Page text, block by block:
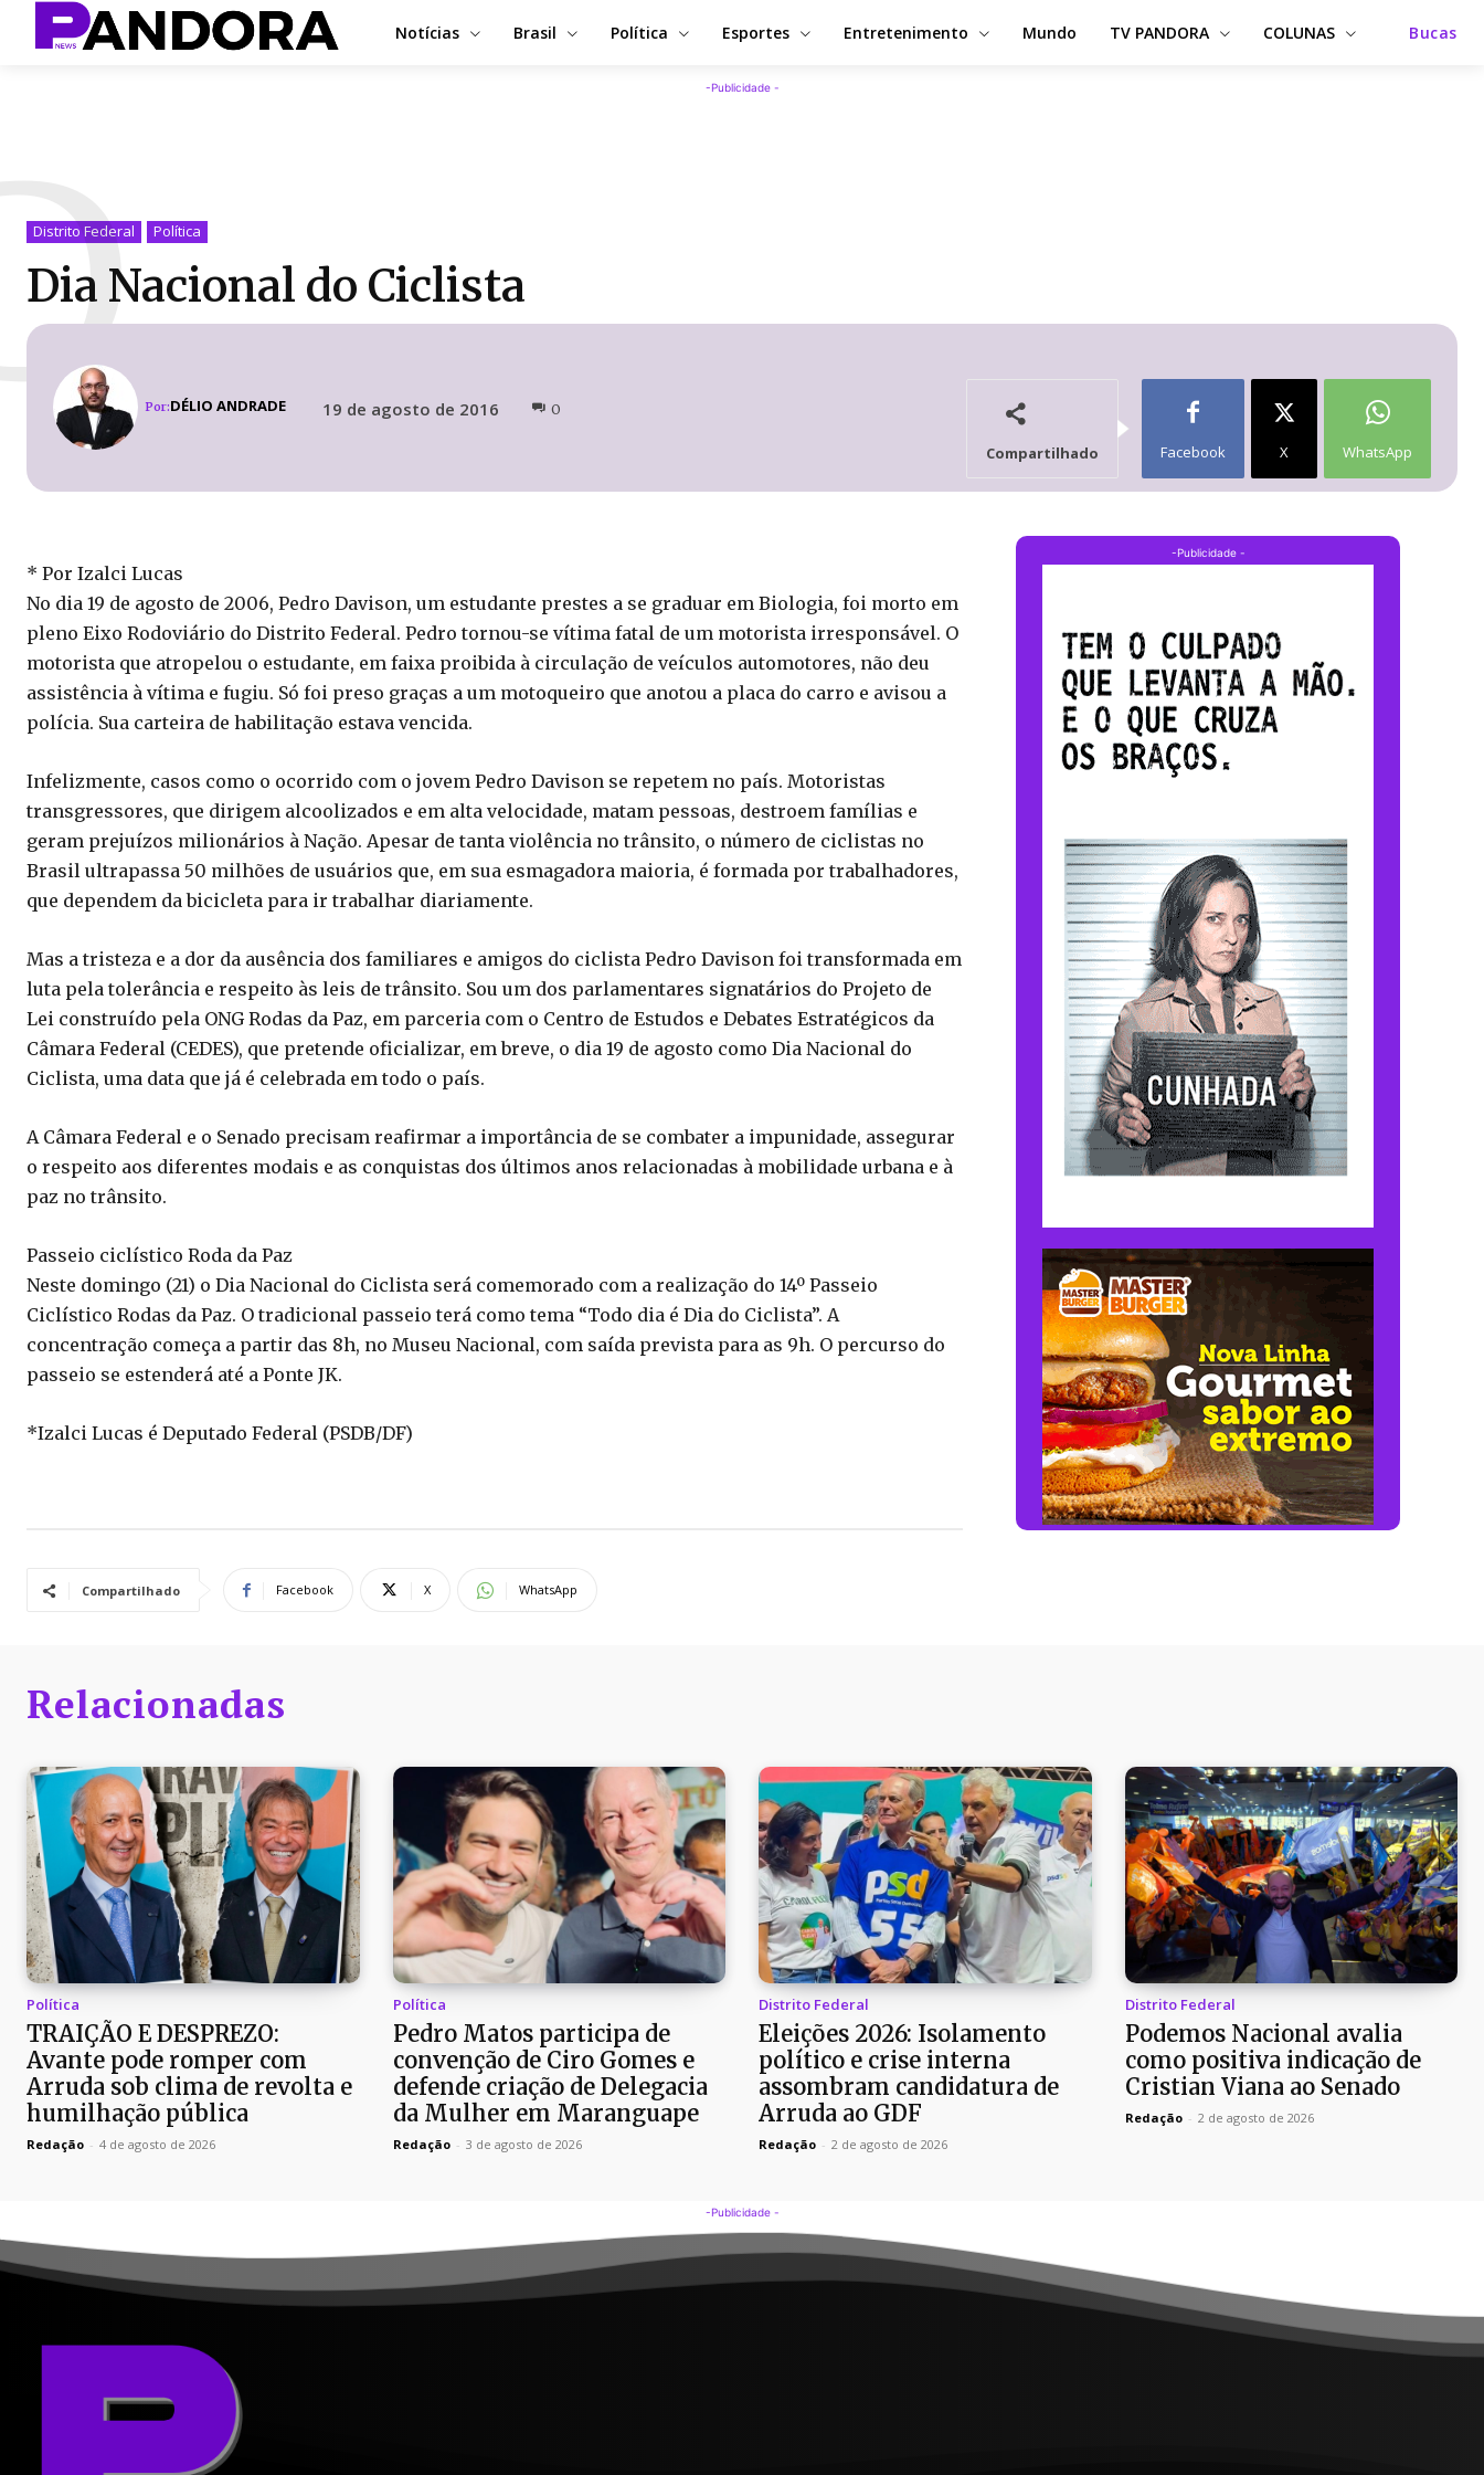
Notícias Brasil Política Esportes Entretenimento Mundo TV PANDORA COLUNAS Bucas
-Publicidade -
Distrito Federal Política
Dia Nacional do Ciclista
Por:DÉLIO ANDRADE 19 de agosto de 2016 0
Compartilhado Facebook X WhatsApp
* Por Izalci Lucas
No dia 19 de agosto de 2006, Pedro Davison, um estudante prestes a se graduar em Biologia, foi morto em
pleno Eixo Rodoviário do Distrito Federal. Pedro tornou-se vítima fatal de um motorista irresponsável. O
motorista que atropelou o estudante, em faixa proibida à circulação de veículos automotores, não deu
assistência à vítima e fugiu. Só foi preso graças a um motoqueiro que anotou a placa do carro e avisou a
polícia. Sua carteira de habilitação estava vencida.
Infelizmente, casos como o ocorrido com o jovem Pedro Davison se repetem no país. Motoristas
transgressores, que dirigem alcoolizados e em alta velocidade, matam pessoas, destroem famílias e
geram prejuízos milionários à Nação. Apesar de tanta violência no trânsito, o número de ciclistas no
Brasil ultrapassa 50 milhões de usuários que, em sua esmagadora maioria, é formada por trabalhadores,
que dependem da bicicleta para ir trabalhar diariamente.
Mas a tristeza e a dor da ausência dos familiares e amigos do ciclista Pedro Davison foi transformada em
luta pela tolerância e respeito às leis de trânsito. Sou um dos parlamentares signatários do Projeto de
Lei construído pela ONG Rodas da Paz, em parceria com o Centro de Estudos e Debates Estratégicos da
Câmara Federal (CEDES), que pretende oficializar, em breve, o dia 19 de agosto como Dia Nacional do
Ciclista, uma data que já é celebrada em todo o país.
A Câmara Federal e o Senado precisam reafirmar a importância de se combater a impunidade, assegurar
o respeito aos diferentes modais e as conquistas dos últimos anos relacionadas à mobilidade urbana e à
paz no trânsito.
Passeio ciclístico Roda da Paz
Neste domingo (21) o Dia Nacional do Ciclista será comemorado com a realização do 14º Passeio
Ciclístico Rodas da Paz. O tradicional passeio terá como tema “Todo dia é Dia do Ciclista”. A
concentração começa a partir das 8h, no Museu Nacional, com saída prevista para as 9h. O percurso do
passeio se estenderá até a Ponte JK.
*Izalci Lucas é Deputado Federal (PSDB/DF)
Compartilhado Facebook X WhatsApp
-Publicidade -
Relacionadas
Política
TRAIÇÃO E DESPREZO:
Avante pode romper com
Arruda sob clima de revolta e
humilhação pública
Redação - 4 de agosto de 2026
Política
Pedro Matos participa de
convenção de Ciro Gomes e
defende criação de Delegacia
da Mulher em Maranguape
Redação - 3 de agosto de 2026
Distrito Federal
Eleições 2026: Isolamento
político e crise interna
assombram candidatura de
Arruda ao GDF
Redação - 2 de agosto de 2026
Distrito Federal
Podemos Nacional avalia
como positiva indicação de
Cristian Viana ao Senado
Redação - 2 de agosto de 2026
-Publicidade -